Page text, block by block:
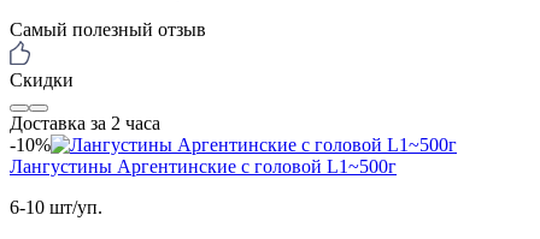
Самый полезный отзыв
Скидки
Доставка за 2 часа
-10%
Лангустины Аргентинские с головой L1~500г
6-10 шт/уп.